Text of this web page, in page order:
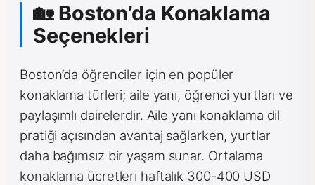
🏡 Boston’da Konaklama
Seçenekleri
Boston’da öğrenciler için en popüler
konaklama türleri; aile yanı, öğrenci yurtları ve
paylaşımlı dairelerdir. Aile yanı konaklama dil
pratiği açısından avantaj sağlarken, yurtlar
daha bağımsız bir yaşam sunar. Ortalama
konaklama ücretleri haftalık 300-400 USD